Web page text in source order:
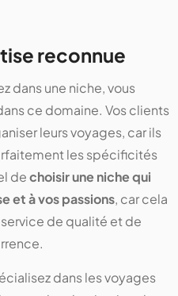
reconnue
dans une niche, vous
ce domaine. Vos clients
leurs voyages, car ils
les spécificités
dechoisir une niche qui
et à vos passions, car cela
de qualité et de
dans les voyages